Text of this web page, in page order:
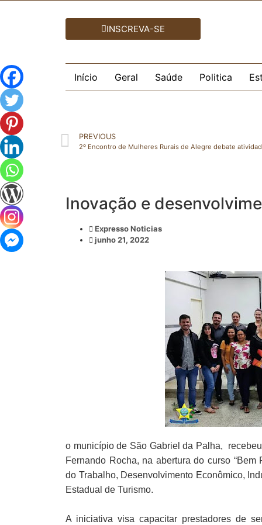
INSCREVA-SE
Início Geral Saúde Politica
PREVIOUS
2º Encontro de Mulheres Rurais de Alegre debate
Inovação e
Expresso Noticias
junho 21, 2022
o município de São Gabriel da Palha,
Fernando Rocha, na abertura do curso “Bem
do Trabalho, Desenvolvimento Econômico,
Estadual de Turismo.
A iniciativa visa capacitar prestadores de